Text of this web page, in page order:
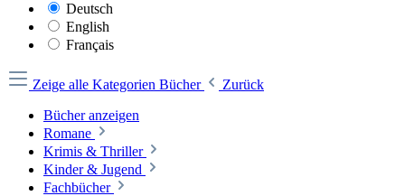
Deutsch
English
Français
Zeige alle Kategorien Bücher
Zurück
Bücher anzeigen
Romane
Krimis & Thriller
Kinder & Jugend
Fachbücher